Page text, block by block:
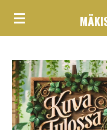
Siirry